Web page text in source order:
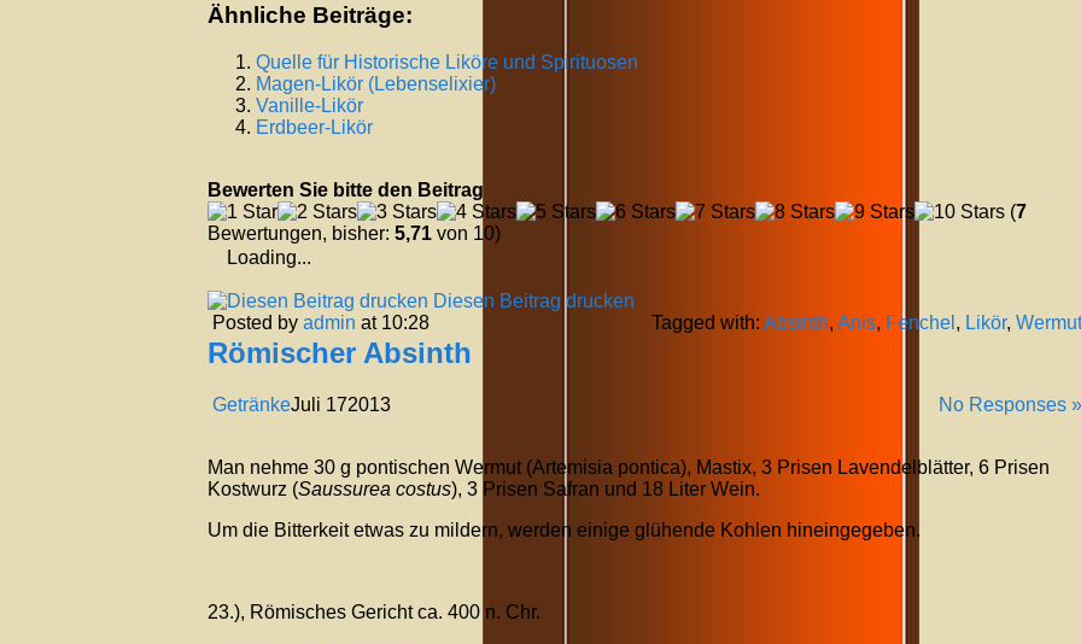
Ähnliche Beiträge:
Quelle für Historische Liköre und Spirituosen
Magen-Likör (Lebenselixier)
Vanille-Likör
Erdbeer-Likör
Bewerten Sie bitte den Beitrag
(7
Bewertungen, bisher: 5,71 von 10)
Loading...
Diesen Beitrag drucken
Posted by admin at 10:28 Tagged with: Absinth, Anis, Fenchel , Likör, Wermut
Römischer Absinth
Getränke No Responses »
Juli 172013
Man nehme 30 g pontischen Wermut (Artemisia pontica), Mastix, 3 Prisen Lavendelblätter, 6 Prisen
Kostwurz (Saussurea costus), 3 Prisen Safran und 18 Liter Wein.
Um die Bitterkeit etwas zu mildern, werden einige glühende Kohlen hineingegeben.
23.), Römisches Gericht ca. 400 n. Chr.